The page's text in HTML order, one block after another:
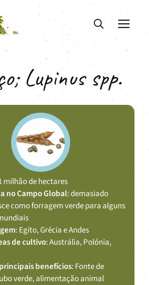
Lupinus spp.
milhão de hectares
no Campo Global: demasiado
como forragem verde para alguns
: Egito, Grécia e Andes
de cultivo: Austrália, Polónia,
benefícios: Fonte de
verde, alimentação animal